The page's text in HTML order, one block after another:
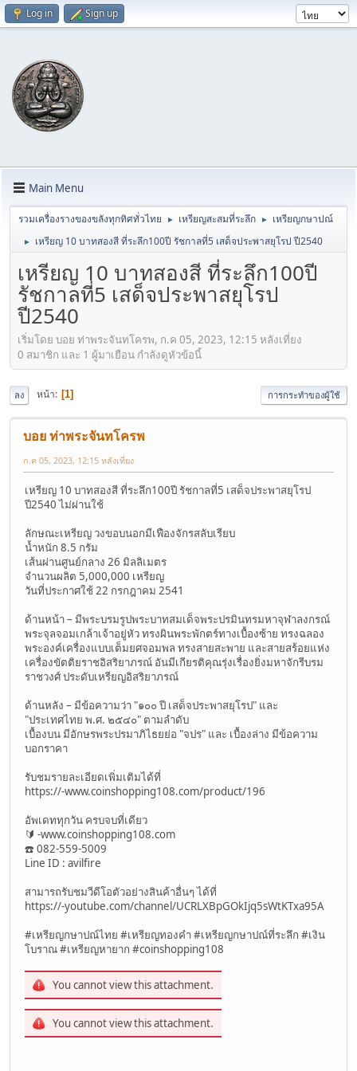
Log in Sign up
Main Menu
รวมเครื่องรางของขลังทุกทิศทั่วไทย ► เหรียญสะสมที่ระลึก ► เหรียญกษาปณ์
► เหรียญ 10 บาทสองสี ที่ระลึก100ปี รัชกาลที่5 เสด็จประพาสยุโรป ปี2540
เหรียญ 10 บาทสองสี ที่ระลึก100ปี
รัชกาลที่5 เสด็จประพาสยุโรป
ปี2540
เริ่มโดย บอย ท่าพระจันทโครพ, ก.ค 05, 2023, 12:15 หลังเที่ยง
0 สมาชิก และ 1 ผู้มาเยือน กำลังดูหัวข้อนี้
ลง หน้า 1 การกระทำของผู้ใช้
บอย ท่าพระจันทโครพ
ก.ค 05, 2023, 12:15 หลังเที่ยง
เหรียญ 10 บาทสองสี ที่ระลึก100ปี รัชกาลที่5 เสด็จประพาสยุโรป
ปี2540 ไม่ผ่านใช้
ลักษณะเหรียญ วงขอบนอกมีเฟืองจักรสลับเรียบ
น้ำหนัก 8.5 กรัม
เส้นผ่านศูนย์กลาง 26 มิลลิเมตร
จำนวนผลิต 5,000,000 เหรียญ
วันที่ประกาศใช้ 22 กรกฎาคม 2541
ด้านหน้า – มีพระบรมรูปพระบาทสมเด็จพระปรมินทรมหาจุฬาลงกรณ์
พระจุลจอมเกล้าเจ้าอยู่หัว ทรงผินพระพักตร์ทางเบื้องซ้าย ทรงฉลอง
พระองค์เครื่องแบบเต็มยศจอมพล ทรงสายสะพาย และสายสร้อยแห่ง
เครื่องขัตติยราชอิสริยาภรณ์ อันมีเกียรติคุณรุ่งเรื่องยิ่งมหาจักรีบรม
ราชวงศ์ ประดับเหรียญอิสริยาภรณ์
ด้านหลัง – มีข้อความว่า "๑๐๐ ปี เสด็จประพาสยุโรป" และ
"ประเทศไทย พ.ศ. ๒๕๔๐" ตามลำดับ
เบื้องบน มีอักษรพระปรมาภิไธยย่อ "จปร" และ เบื้องล่าง มีข้อความ
บอกราคา
รับชมรายละเอียดเพิ่มเติมได้ที่
https://-www.coinshopping108.com/product/196
อัพเดททุกวัน ครบจบที่เดียว
🔰 -www.coinshopping108.com
☎️ 082-559-5009
Line ID : avilfire
สามารถรับชมวีดีโอตัวอย่างสินค้าอื่นๆ ได้ที่
https://-youtube.com/channel/UCRLXBpGOkIjq5sWtKTxa95A
#เหรียญกษาปณ์ไทย #เหรียญทองคำ #เหรียญกษาปณ์ที่ระลึก #เงิน
โบราณ #เหรียญหายาก #coinshopping108
You cannot view this attachment.
You cannot view this attachment.